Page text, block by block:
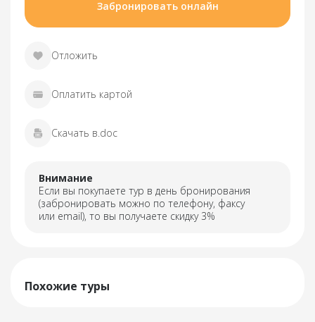
Забронировать онлайн
Отложить
Оплатить картой
Скачать в.doc
Внимание
Если вы покупаете тур в день бронирования
(забронировать можно по телефону, факсу
или email), то вы получаете скидку 3%
Похожие туры